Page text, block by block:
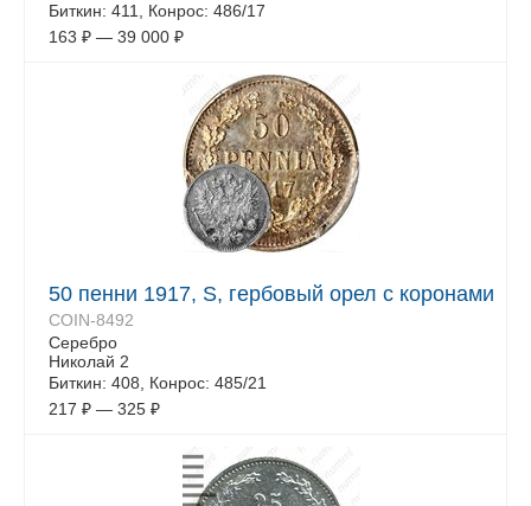
Биткин: 411, Конрос: 486/17
163 ₽ — 39 000 ₽
50 пенни 1917, S, гербовый орел с коронами
COIN-8492
Серебро
Николай 2
Биткин: 408, Конрос: 485/21
217 ₽ — 325 ₽